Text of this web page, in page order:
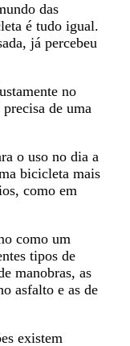
das
é tudo igual.
já percebeu
no
de uma
o uso no dia a
bicicleta mais
como em
como um
tipos de
manobras, as
asfalto e as de
existem